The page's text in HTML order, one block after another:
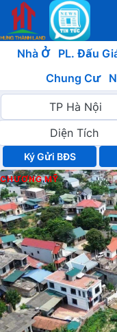
Nhà Ở PL. Đấu
Chung Cư
Ký Gửi BĐS
CHƯƠNG MỸ